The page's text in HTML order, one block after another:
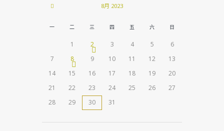
8月 2023
一 二 三 四 五 六 日
1 2 3 4 5
6
7
8 9 10 11 12
13
14
15 16 17 18 19
20
21
22 23 24 25 26
27
28
29 30 31